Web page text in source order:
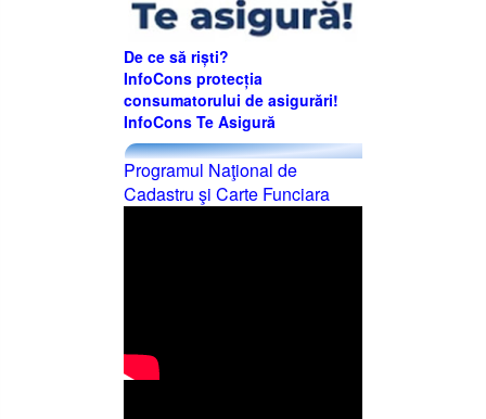
De ce să riști?
InfoCons protecția
consumatorului de asigurări!
InfoCons Te Asigură
Programul Naţional de
Cadastru şi Carte Funciara